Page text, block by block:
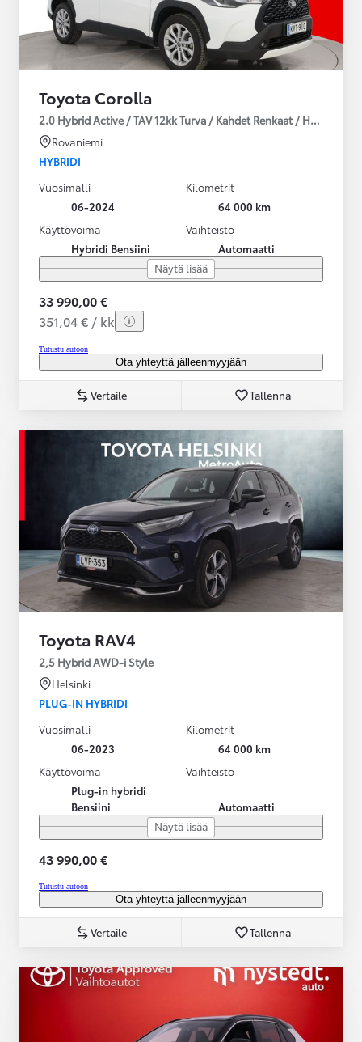
Toyota Corolla
2.0 Hybrid Active / TAV 12kk Turva / Kahdet Renkaat /
Rovaniemi
HYBRIDI
Vuosimalli
06-2024
Kilometrit
64 000 km
Käyttövoima
Hybridi Bensiini
Vaihteisto
Automaatti
Näytä lisää
33 990,00 €
351,04 € / kk
Tutustu autoon
Ota yhteyttä jälleenmyyjään
Vertaile Tallenna
Toyota RAV4
2,5 Hybrid AWD-i Style
Helsinki
PLUG-IN HYBRIDI
Vuosimalli
06-2023
Kilometrit
64 000 km
Käyttövoima
Plug-in hybridi
Bensiini
Vaihteisto
Automaatti
Näytä lisää
43 990,00 €
Tutustu autoon
Ota yhteyttä jälleenmyyjään
Vertaile Tallenna